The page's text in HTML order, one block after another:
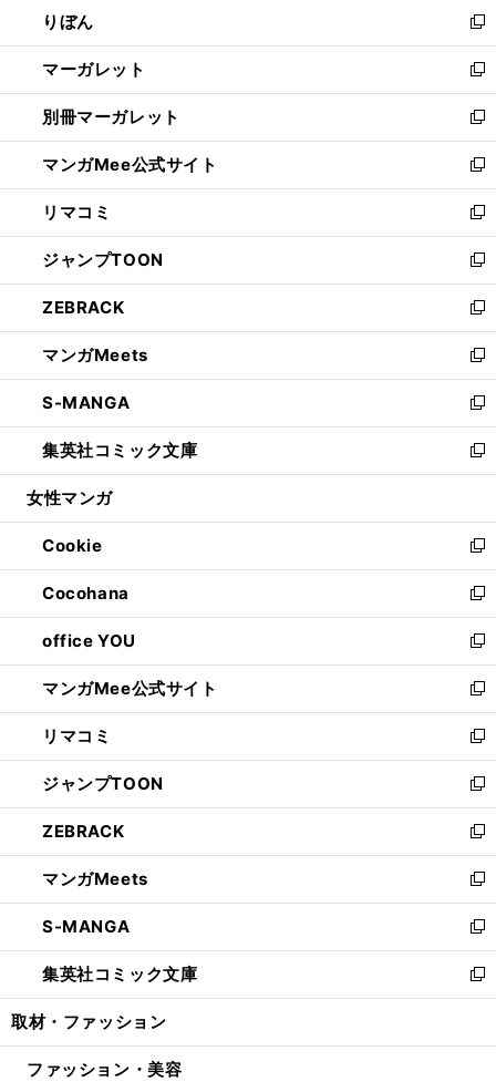
く
で
開
く
ド
ウ
で
開
く
ィ
ン
ド
ウ
で
開
く
りぼん
新
し
い
ウ
ィ
ン
ド
ウ
で
開
く
マーガレット
新
し
い
ウ
ィ
ン
ド
ウ
で
開
く
別冊マーガレット
新
し
い
ウ
ィ
ン
ド
ウ
で
開
く
マンガMee公式サイト
新
し
い
ウ
ィ
ン
ド
ウ
で
開
く
リマコミ
新
し
い
ウ
ィ
ン
ド
ウ
で
開
く
ジャンプTOON
新
し
い
ウ
ィ
ン
ド
ウ
で
開
ZEBRACK
新
し
い
ウ
ィ
ン
ド
ウ
開
く
マンガMeets
新
し
い
ウ
ィ
ン
ウ
で
開
く
S-MANGA
新
し
い
ウ
ン
ド
ウ
で
開
く
集英社コミック文庫
新
し
ウ
ィ
ン
ド
ウ
で
開
く
女性マンガ
Cookie
新
し
い
ウ
ィ
ン
ド
ウ
で
開
く
Cocohana
新
し
い
ウ
ィ
ン
ド
ウ
で
開
く
office YOU
新
し
い
ウ
ィ
ン
ド
ウ
で
開
く
マンガMee公式サイト
新
し
い
ウ
ィ
ン
ド
ウ
で
開
く
リマコミ
新
し
い
ウ
ィ
ン
ド
ウ
で
開
く
ジャンプTOON
新
し
い
ウ
ィ
ン
ド
ウ
で
開
ZEBRACK
新
し
い
ウ
ィ
ン
ド
ウ
開
マンガMeets
新
し
い
ウ
ィ
ン
ウ
S-MANGA
新
し
い
ウ
ン
集英社コミック文庫
新
し
ウ
取材・ファッション
ファッション・美容